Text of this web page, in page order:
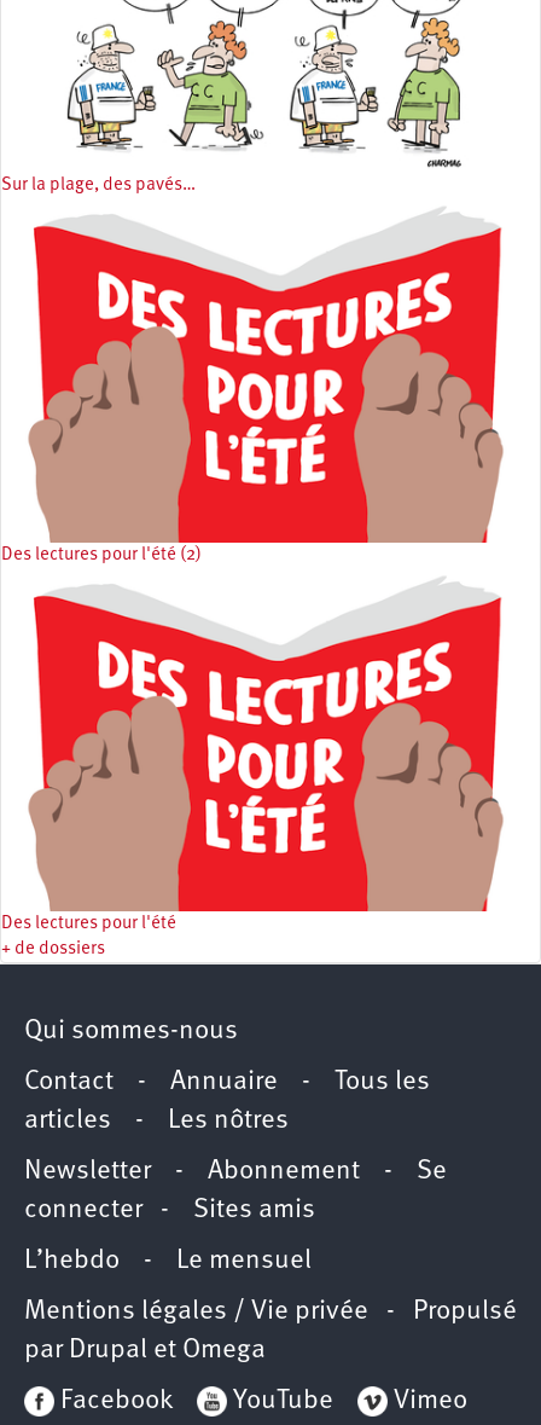
Sur la plage, des pavés…
Des lectures pour l'été (2)
Des lectures pour l'été
+ de dossiers
Qui sommes-nous
Contact - Annuaire -
Tous les
articles - Les nôtres
Newsletter- Abonnement - Se
connecter- Sites amis
L’hebdo - Le mensuel
Mentions légales / Vie privée - Propulsé
par Drupal et Omega
Facebook
YouTube Vimeo